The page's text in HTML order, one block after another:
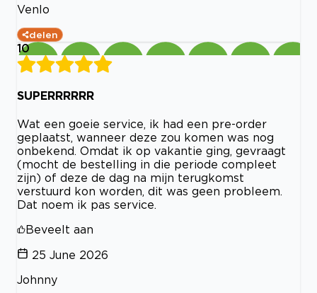
Venlo
delen
10
SUPERRRRRR
Wat een goeie service, ik had een pre-order
geplaatst, wanneer deze zou komen was nog
onbekend. Omdat ik op vakantie ging, gevraagt
(mocht de bestelling in die periode compleet
zijn) of deze de dag na mijn terugkomst
verstuurd kon worden, dit was geen probleem.
Dat noem ik pas service.
Beveelt aan
25 June 2026
Johnny